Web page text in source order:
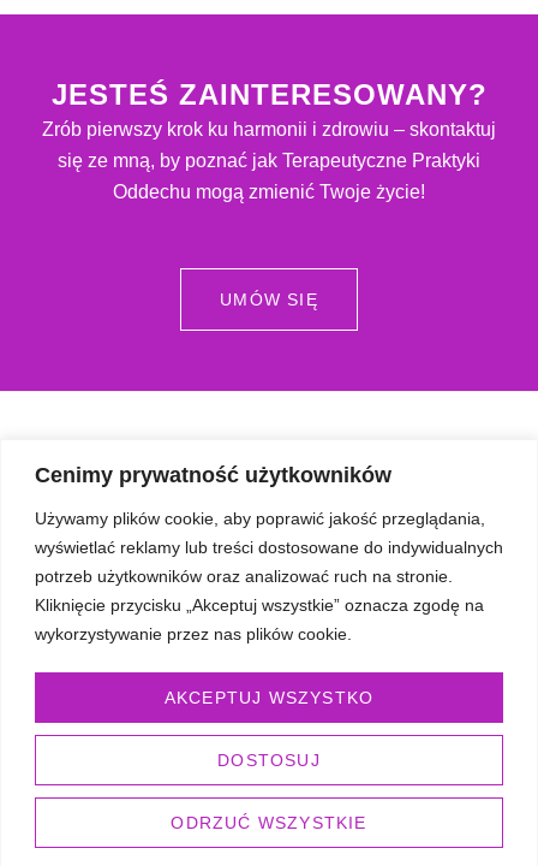
Cenimy prywatność użytkowników
Używamy plików cookie, aby poprawić jakość przeglądania,
wyświetlać reklamy lub treści dostosowane do indywidualnych
potrzeb użytkowników oraz analizować ruch na stronie.
Kliknięcie przycisku „Akceptuj wszystkie” oznacza zgodę na
wykorzystywanie przez nas plików cookie.
DOSTOSUJ
ODRZUĆ WSZYSTKIE
AKCEPTUJ WSZYSTKO
JESTEŚ ZAINTERESOWANY?
Zrób pierwszy krok ku harmonii i zdrowiu – skontaktuj
się ze mną, by poznać jak Terapeutyczne Praktyki
Oddechu mogą zmienić Twoje życie!
UMÓW SIĘ
SZYBKIE LINKI
O mnie
Opinie
Oddech biodynamiczny
Ustawienia Systemowe w coachingu